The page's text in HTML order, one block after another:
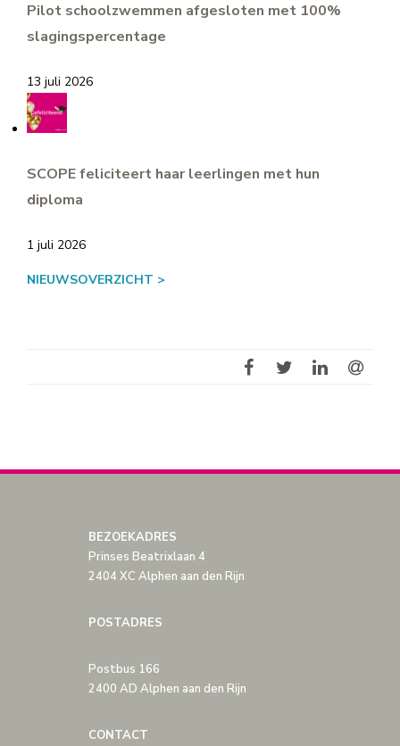
Pilot schoolzwemmen afgesloten met 100%
slagingspercentage
13 juli 2026
SCOPE feliciteert haar leerlingen met hun
diploma
1 juli 2026
NIEUWSOVERZICHT >
BEZOEKADRES
Prinses Beatrixlaan 4
2404 XC Alphen aan den Rijn
POSTADRES
Postbus 166
2400 AD Alphen aan den Rijn
CONTACT